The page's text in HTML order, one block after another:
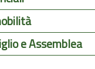
e Assemblea